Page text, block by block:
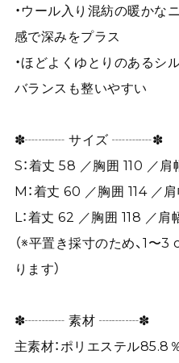
・ウール入り混紡の暖かな
感で深みをプラス
・ほどよくゆとりのあるシ
バランスも整いやすい
✽┈┈┈ サイズ ┈┈┈✽
S：着丈 58 ／胸囲 110 ／
M：着丈 60 ／胸囲 114 ／
L：着丈 62 ／胸囲 118 ／
（※平置き採寸のため、1〜
ります）
✽┈┈┈ 素材 ┈┈┈✽
主素材：ポリエステル85.8